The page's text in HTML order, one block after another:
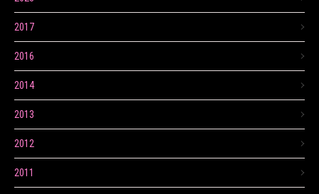
2017
2016
2014
2013
2012
2011